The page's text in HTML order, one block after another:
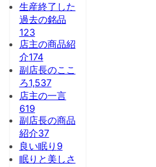
生産終了した
過去の銘品
123
店主の商品紹
介174
副店長のここ
ろ1,537
店主の一言
619
副店長の商品
紹介37
良い眠り 9
眠りと美しさ